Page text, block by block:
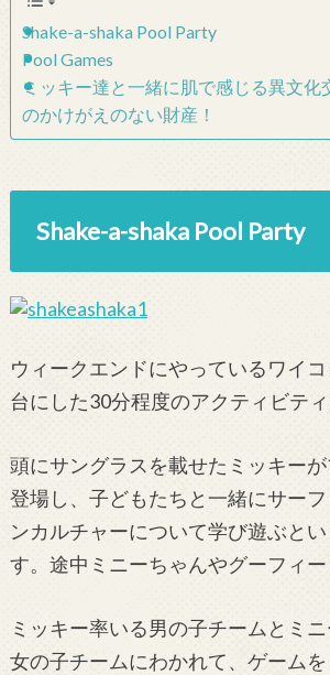
Shake-a-shaka Pool Party
Pool Games
ミッキー達と一緒に肌で感じる異文化
のかけがえのない財産！
Shake-a-shaka Pool Party
ウィークエンドにやっているワイ
台にした30分程度のアクティビティ
頭にサングラスを載せたミッキー
登場し、子どもたちと一緒にサー
ンカルチャーについて学び遊ぶと
す。途中ミニーちゃんやグーフィー
ミッキー率いる男の子チームとミ
女の子チームにわかれて、ゲーム